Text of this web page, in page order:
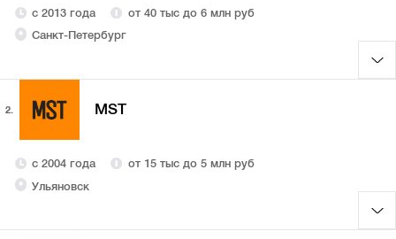
с 2013 года
от 40 тыс до 6 млн руб
Санкт-Петербург
2. MST
с 2004 года
от 15 тыс до 5 млн руб
Ульяновск